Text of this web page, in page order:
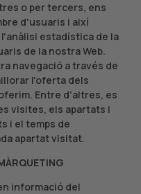
o per tercers, ens
d'usuaris i així
estadística de la
de la nostra Web.
navegació a través de
l'oferta dels
Entre d'altres, es
visites, els apartats i
i el temps de
apartat visitat.
informació del